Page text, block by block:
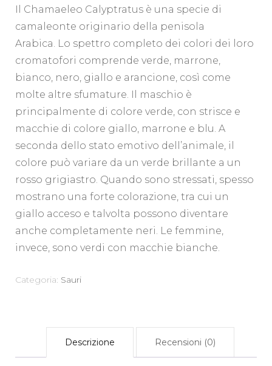
Il Chamaeleo Calyptratus è una specie di
camaleonte originario della penisola
Arabica. Lo spettro completo dei colori dei loro
cromatofori comprende verde, marrone,
bianco, nero, giallo e arancione, così come
molte altre sfumature. Il maschio è
principalmente di colore verde, con strisce e
macchie di colore giallo, marrone e blu. A
seconda dello stato emotivo dell’animale, il
colore può variare da un verde brillante a un
rosso grigiastro. Quando sono stressati, spesso
mostrano una forte colorazione, tra cui un
giallo acceso e talvolta possono diventare
anche completamente neri. Le femmine,
invece, sono verdi con macchie bianche.
Categoria: Sauri
Descrizione Recensioni (0)